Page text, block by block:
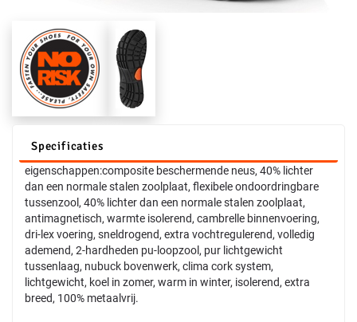
Specificaties
eigenschappen:composite beschermende neus, 40% lichter
dan een normale stalen zoolplaat, flexibele ondoordringbare
tussenzool, 40% lichter dan een normale stalen zoolplaat,
antimagnetisch, warmte isolerend, cambrelle binnenvoering,
dri-lex voering, sneldrogend, extra vochtregulerend, volledig
ademend, 2-hardheden pu-loopzool, pur lichtgewicht
tussenlaag, nubuck bovenwerk, clima cork system,
lichtgewicht, koel in zomer, warm in winter, isolerend, extra
breed, 100% metaalvrij.